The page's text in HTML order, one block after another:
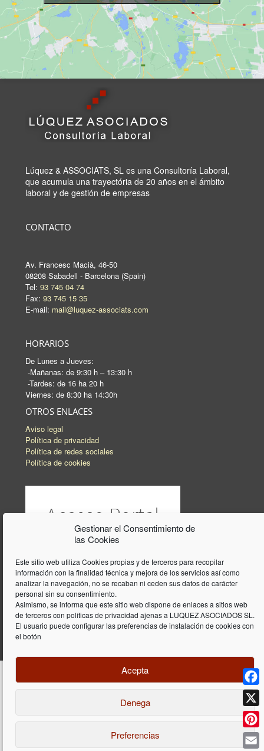
Gestionar el Consentimiento de
las Cookies
Este sitio web utiliza Cookies propias y de terceros para recopilar
información con la finalidad técnica y mejora de los servicios así como
analizar la navegación, no se recaban ni ceden sus datos de carácter
personal sin su consentimiento.
Asimismo, se informa que este sitio web dispone de enlaces a sitios web
de terceros con políticas de privacidad ajenas a LUQUEZ ASOCIADOS SL.
El usuario puede configurar las preferencias de instalación de cookies con
el botón
Acepta
Denega
Preferencias
Lúquez & ASSOCIATS, SL es una Consultoría Laboral,
que acumula una trayectória de 20 años en el ámbito
laboral y de gestión de empresas
CONTACTO
Av. Francesc Macià, 46-50
08208 Sabadell - Barcelona (Spain)
Tel: 93 745 04 74
Fax: 93 745 15 35
E-mail: mail@luquez-associats.com
HORARIOS
De Lunes a Jueves:
-Mañanas: de 9:30 h – 13:30 h
-Tardes: de 16 ha 20 h
Viernes: de 8:30 ha 14:30h
OTROS ENLACES
Aviso legal
Política de privacidad
Política de redes sociales
Política de cookies
Diseño y programación web porDieres.com
| Lúquez Associats SL | ©
X